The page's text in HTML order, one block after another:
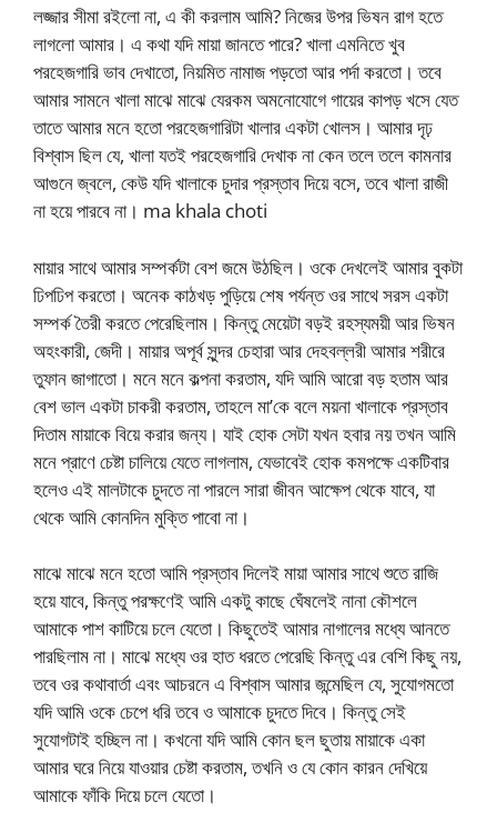
লজ্জার সীমা রইলো না, এ কী করলাম আমি? নিজের উপর ভিষন রাগ হতে
লাগলো আমার। এ কথা যদি মায়া জানতে পারে? খালা এমনিতে খুব
পরহেজগারি ভাব দেখাতো, নিয়মিত নামাজ পড়তো আর পর্দা করতো। তবে
আমার সামনে খালা মাঝে মাঝে যেরকম অমনোযোগে গায়ের কাপড় খসে যেত
তাতে আমার মনে হতো পরহেজগারিটা খালার একটা খোলস। আমার দৃঢ়
বিশ্বাস ছিল যে, খালা যতই পরহেজগারি দেখাক না কেন তলে তলে কামনার
আগুনে জ্বলে, কেউ যদি খালাকে চুদার প্রস্তাব দিয়ে বসে, তবে খালা রাজী
না হয়ে পারবে না। ma khala choti
মায়ার সাথে আমার সম্পর্কটা বেশ জমে উঠছিল। ওকে দেখলেই আমার বুকটা
ঢিপঢিপ করতো। অনেক কাঠখড় পুড়িয়ে শেষ পর্যন্ত ওর সাথে সরস একটা
সম্পর্ক তৈরী করতে পেরেছিলাম। কিন্তু মেয়েটা বড়ই রহস্যময়ী আর ভিষন
অহংকারী, জেদী। মায়ার অপূর্ব সুন্দর চেহারা আর দেহবল্লরী আমার শরীরে
তুফান জাগাতো। মনে মনে কল্পনা করতাম, যদি আমি আরো বড় হতাম আর
বেশ ভাল একটা চাকরী করতাম, তাহলে মা’কে বলে ময়না খালাকে প্রস্তাব
দিতাম মায়াকে বিয়ে করার জন্য। যাই হোক সেটা যখন হবার নয় তখন আমি
মনে প্রাণে চেষ্টা চালিয়ে যেতে লাগলাম, যেভাবেই হোক কমপক্ষে একটিবার
হলেও এই মালটাকে চুদতে না পারলে সারা জীবন আক্ষেপ থেকে যাবে, যা
থেকে আমি কোনদিন মুক্তি পাবো না।
মাঝে মাঝে মনে হতো আমি প্রস্তাব দিলেই মায়া আমার সাথে শুতে রাজি
হয়ে যাবে, কিন্তু পরক্ষণেই আমি একটু কাছে ঘেঁষলেই নানা কৌশলে
আমাকে পাশ কাটিয়ে চলে যেতো। কিছুতেই আমার নাগালের মধ্যে আনতে
পারছিলাম না। মাঝে মধ্যে ওর হাত ধরতে পেরেছি কিন্তু এর বেশি কিছু নয়,
তবে ওর কথাবার্তা এবং আচরনে এ বিশ্বাস আমার জন্মেছিল যে, সুযোগমতো
যদি আমি ওকে চেপে ধরি তবে ও আমাকে চুদতে দিবে। কিন্তু সেই
সুযোগটাই হচ্ছিল না। কখনো যদি আমি কোন ছল ছুতায় মায়াকে একা
আমার ঘরে নিয়ে যাওয়ার চেষ্টা করতাম, তখনি ও যে কোন কারন দেখিয়ে
আমাকে ফাঁকি দিয়ে চলে যেতো।